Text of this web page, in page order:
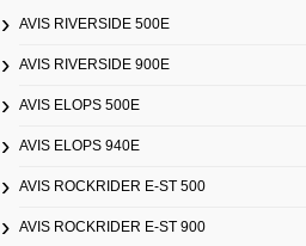
AVIS RIVERSIDE 500E
AVIS RIVERSIDE 900E
AVIS ELOPS 500E
AVIS ELOPS 940E
AVIS ROCKRIDER E-ST 500
AVIS ROCKRIDER E-ST 900